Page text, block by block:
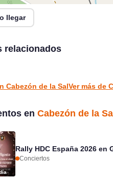
llegar
relacionados
en Gran Bolera de Borleña,
Cabezón de la SalVer más de
en Cabezón de la
Rally HDC España 2026 en
Conciertos